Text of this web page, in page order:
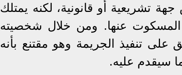
تشريعية أو قانونية، لكنه يمتلك
المسكوت عنها. ومن خلال شخصيته
على تنفيذ الجريمة وهو مقتنع بأنه
سيقدم عليه.